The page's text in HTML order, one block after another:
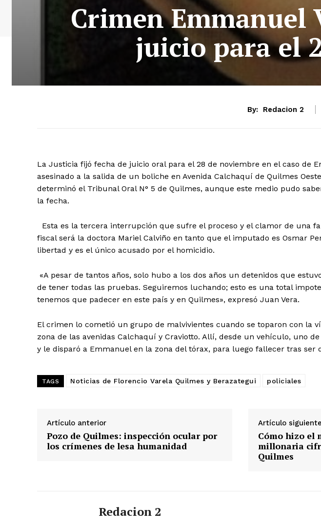
Crimen Emmanuel
juicio para el
By: Redacion 2
La Justicia fijó fecha de juicio oral para el 28 de noviembre en el caso de
asesinado a la salida de un boliche en Avenida Calchaquí de Quilmes
determinó el Tribunal Oral N° 5 de Quilmes, aunque este medio pudo
la fecha.
Esta es la tercera interrupción que sufre el proceso y el clamor de una
fiscal será la doctora Mariel Calviño en tanto que el imputado es Osmar
libertad y es el único acusado por el homicidio.
«A pesar de tantos años, solo hubo a los dos años un detenidos que
de tener todas las pruebas. Seguiremos luchando; esto es una total
tenemos que padecer en este país y en Quilmes», expresó Juan Vera.
El crimen lo cometió un grupo de malvivientes cuando se toparon con la
zona de las avenidas Calchaquí y Craviotto. Allí, desde un vehículo, uno
y le disparó a Emmanuel en la zona del tórax, para luego fallecer tras ser
TAGS Noticias de Florencio Varela Quilmes y Berazategui policiales
Artículo anterior
Pozo de Quilmes: inspección ocular por
los crímenes de lesa humanidad
Artículo siguiente
Cómo hizo el
millonaria
Quilmes
Redacion 2